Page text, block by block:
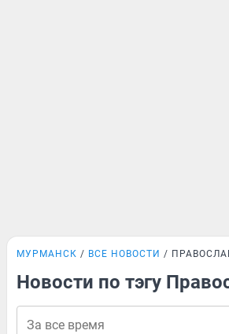
МУРМАНСК ВСЕ НОВОСТИ
Новости по тэгу